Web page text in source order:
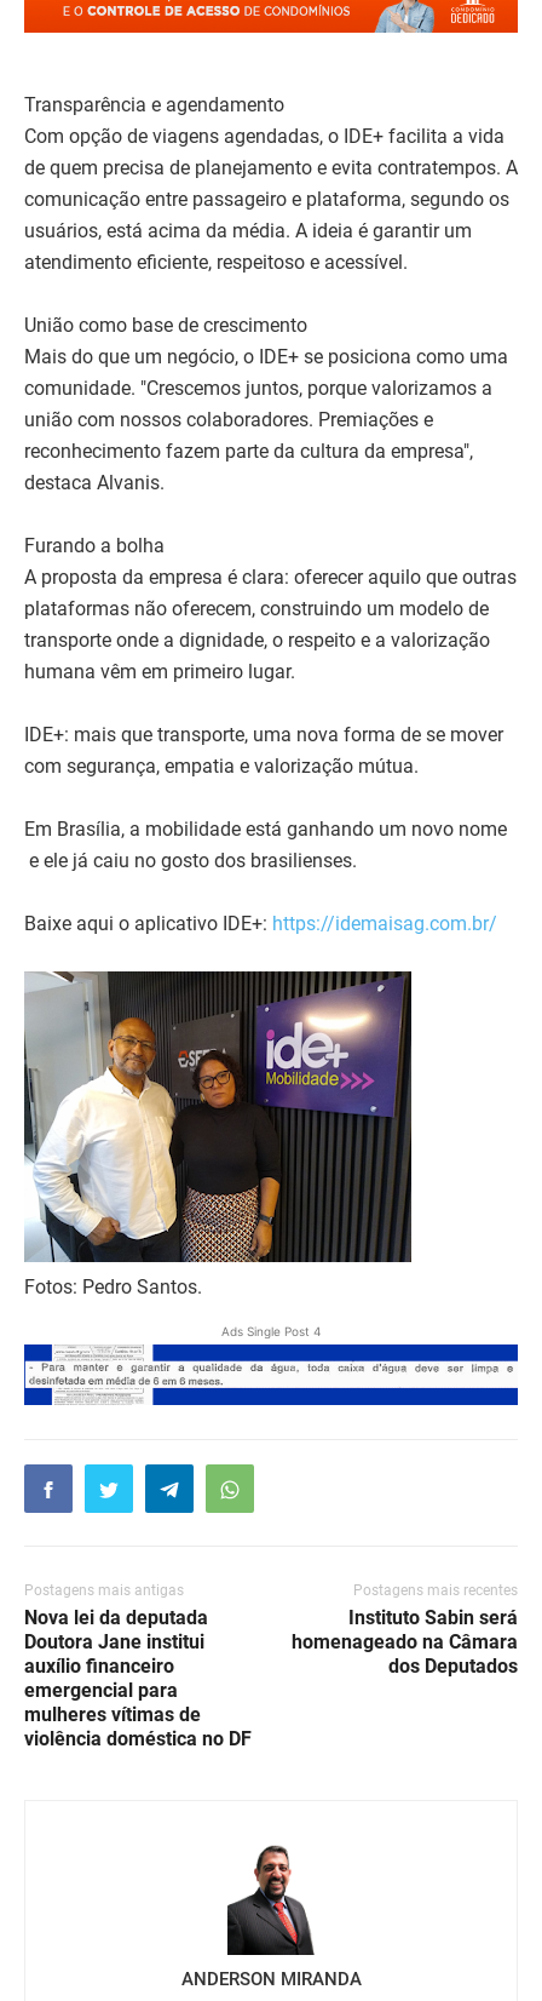
Transparência e agendamento
Com opção de viagens agendadas, o IDE+ facilita a vida
de quem precisa de planejamento e evita contratempos. A
comunicação entre passageiro e plataforma, segundo os
usuários, está acima da média. A ideia é garantir um
atendimento eficiente, respeitoso e acessível.
União como base de crescimento
Mais do que um negócio, o IDE+ se posiciona como uma
comunidade. "Crescemos juntos, porque valorizamos a
união com nossos colaboradores. Premiações e
reconhecimento fazem parte da cultura da empresa",
destaca Alvanis.
Furando a bolha
A proposta da empresa é clara: oferecer aquilo que outras
plataformas não oferecem, construindo um modelo de
transporte onde a dignidade, o respeito e a valorização
humana vêm em primeiro lugar.
IDE+: mais que transporte, uma nova forma de se mover
com segurança, empatia e valorização mútua.
Em Brasília, a mobilidade está ganhando um novo nome
e ele já caiu no gosto dos brasilienses.
Baixe aqui o aplicativo IDE+: https://idemaisag.com.br/
Fotos: Pedro Santos.
Ads Single Post 4
Postagens mais antigas
Nova lei da deputada
Doutora Jane institui
auxílio financeiro
emergencial para
mulheres vítimas de
violência doméstica no DF
Postagens mais recentes
Instituto Sabin será
homenageado na Câmara
dos Deputados
ANDERSON MIRANDA